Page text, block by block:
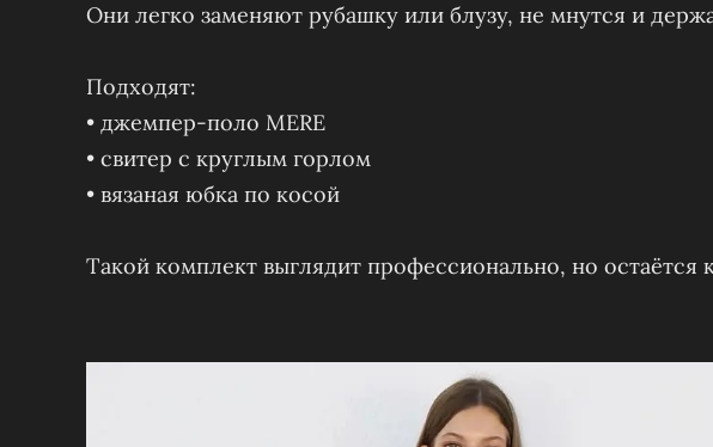
Они легко заменяют рубашку или блузу, не мнутся и
Подходят:
• джемпер‑поло MERE
• свитер с круглым горлом
• вязаная юбка по косой
Такой комплект выглядит профессионально, но